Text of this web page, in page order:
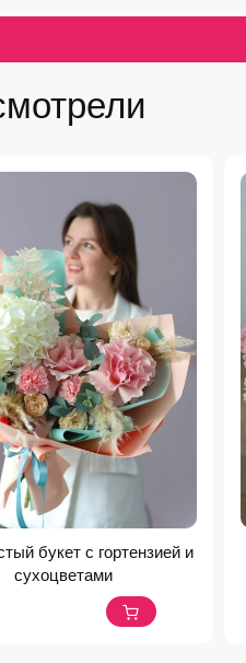
букет с гортензией и
сухоцветами